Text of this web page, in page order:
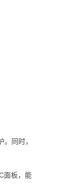
同时，
面板，能